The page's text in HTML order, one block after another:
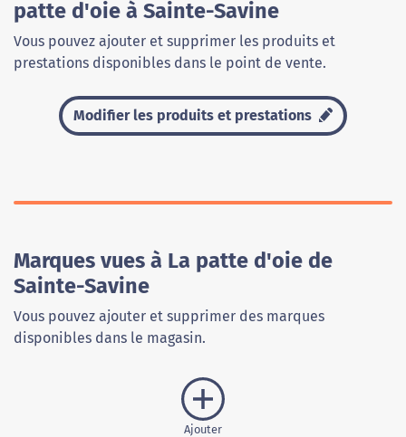
patte d'oie à Sainte-Savine
Vous pouvez ajouter et supprimer les produits et
prestations disponibles dans le point de vente.
Modifier les produits et prestations
Marques vues à La patte d'oie de
Sainte-Savine
Vous pouvez ajouter et supprimer des marques
disponibles dans le magasin.
Ajouter